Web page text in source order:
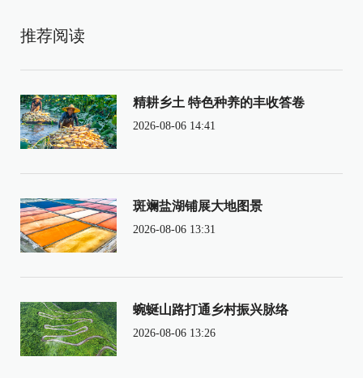
推荐阅读
精耕乡土 特色种养的丰收答卷
2026-08-06 14:41
斑斓盐湖铺展大地图景
2026-08-06 13:31
蜿蜒山路打通乡村振兴脉络
2026-08-06 13:26